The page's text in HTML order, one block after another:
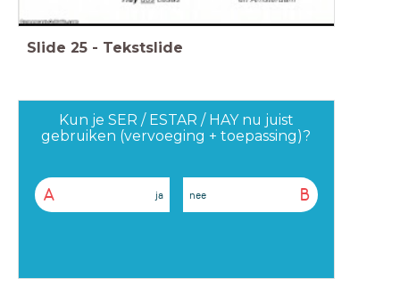
Slide 25 - Tekstslide
Kun je SER / ESTAR / HAY nu juist
gebruiken (vervoeging + toepassing)?
A ja B
nee